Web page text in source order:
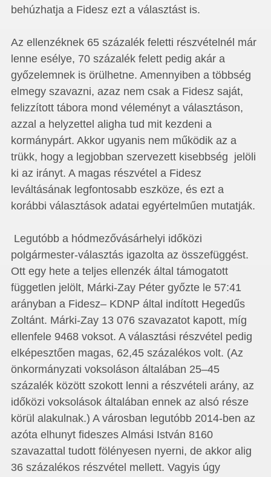
behúzhatja a Fidesz ezt a választást is.
Az ellenzéknek 65 százalék feletti részvételnél már
lenne esélye, 70 százalék felett pedig akár a
győzelemnek is örülhetne. Amennyiben a többség
elmegy szavazni, azaz nem csak a Fidesz saját,
felizzított tábora mond véleményt a választáson,
azzal a helyzettel aligha tud mit kezdeni a
kormánypárt. Akkor ugyanis nem működik az a
trükk, hogy a legjobban szervezett kisebbség jelöli
ki az irányt. A magas részvétel a Fidesz
leváltásának legfontosabb eszköze, és ezt a
korábbi választások adatai egyértelműen mutatják.
Legutóbb a hódmezővásárhelyi időközi
polgármester-választás igazolta az összefüggést.
Ott egy hete a teljes ellenzék által támogatott
független jelölt, Márki-Zay Péter győzte le 57:41
arányban a Fidesz– KDNP által indított Hegedűs
Zoltánt. Márki-Zay 13 076 szavazatot kapott, míg
ellenfele 9468 voksot. A választási részvétel pedig
elképesztően magas, 62,45 százalékos volt. (Az
önkormányzati voksoláson általában 25–45
százalék között szokott lenni a részvételi arány, az
időközi voksolások általában ennek az alsó része
körül alakulnak.) A városban legutóbb 2014-ben az
azóta elhunyt fideszes Almási István 8160
szavazattal tudott fölényesen nyerni, de akkor alig
36 százalékos részvétel mellett. Vagyis úgy